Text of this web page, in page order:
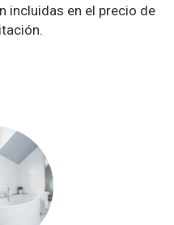
incluidas en el precio de